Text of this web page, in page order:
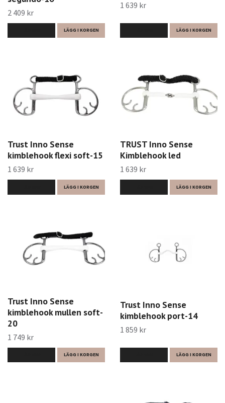
2 409 kr
LÄGG I KORGEN
1 639 kr
LÄGG I KORGEN
Trust Inno Sense
kimblehook flexi soft-15
1 639 kr
LÄGG I KORGEN
TRUST Inno Sense
Kimblehook led
1 639 kr
LÄGG I KORGEN
Trust Inno Sense
kimblehook mullen soft-
20
1 749 kr
LÄGG I KORGEN
Trust Inno Sense
kimblehook port-14
1 859 kr
LÄGG I KORGEN